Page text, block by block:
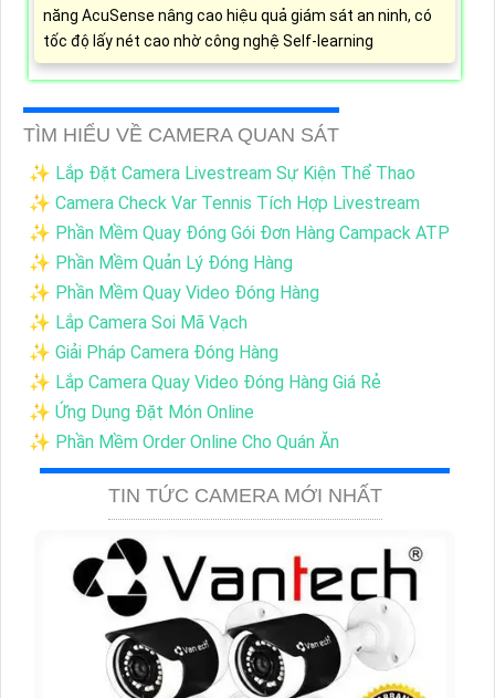
năng AcuSense nâng cao hiệu quả giám sát an ninh, có
tốc độ lấy nét cao nhờ công nghệ Self-learning
TÌM HIỂU VỀ CAMERA QUAN SÁT
✨ Lắp Đặt Camera Livestream Sự Kiện Thể Thao
✨ Camera Check Var Tennis Tích Hợp Livestream
✨ Phần Mềm Quay Đóng Gói Đơn Hàng Campack ATP
✨ Phần Mềm Quản Lý Đóng Hàng
✨ Phần Mềm Quay Video Đóng Hàng
✨ Lắp Camera Soi Mã Vạch
✨ Giải Pháp Camera Đóng Hàng
✨ Lắp Camera Quay Video Đóng Hàng Giá Rẻ
✨ Ứng Dụng Đặt Món Online
✨ Phần Mềm Order Online Cho Quán Ăn
TIN TỨC CAMERA MỚI NHẤT